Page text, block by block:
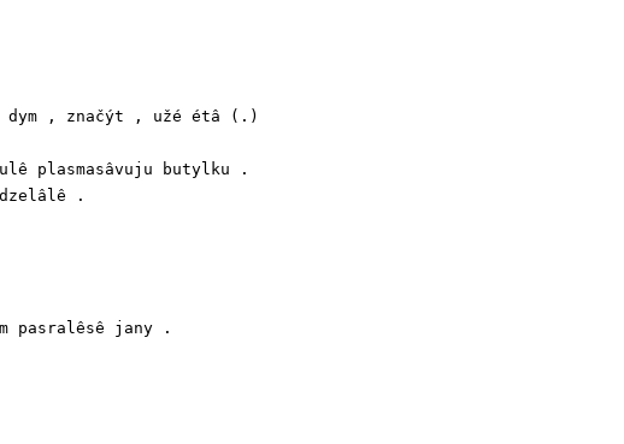
dym , značýt , užé étâ (.) trup [_/] trup mašynâ .
plasmasâvuju butylku .
.
pasralêsê jany .